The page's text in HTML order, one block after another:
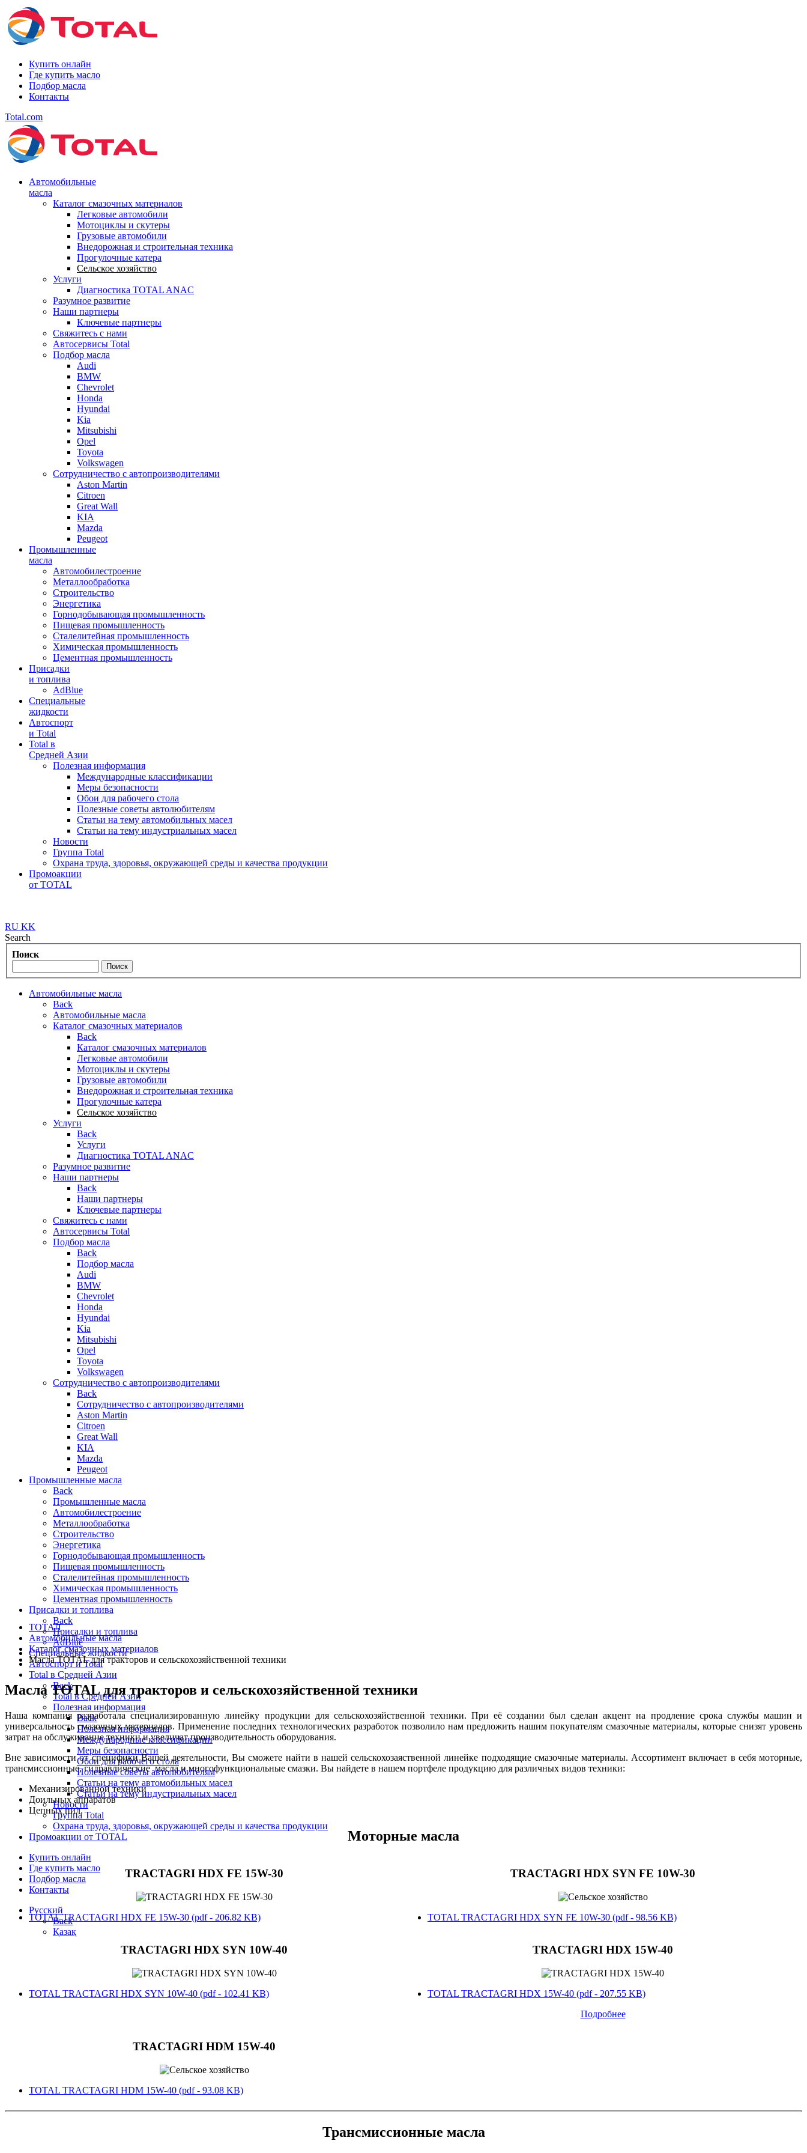
Купить онлайн
Где купить масло
Подбор масла
Контакты
Total.com
Автомобильные
масла
Каталог смазочных материалов
Легковые автомобили
Мотоциклы и скутеры
Грузовые автомобили
Внедорожная и строительная техника
Прогулочные катера
Сельское хозяйство
Услуги
Диагностика TOTAL ANAC
Разумное развитие
Наши партнеры
Ключевые партнеры
Свяжитесь с нами
Автосервисы Total
Подбор масла
Audi
BMW
Chevrolet
Honda
Hyundai
Kia
Mitsubishi
Opel
Toyota
Volkswagen
Сотрудничество с автопроизводителями
Aston Martin
Citroen
Great Wall
KIA
Mazda
Peugeot
Промышленные
масла
Автомобилестроение
Металлообработка
Строительство
Энергетика
Горнодобывающая промышленность
Пищевая промышленность
Сталелитейная промышленность
Химическая промышленность
Цементная промышленность
Присадки
и топлива
AdBlue
Специальные
жидкости
Автоспорт
и Total
Total в
Средней Азии
Полезная информация
Международные классификации
Меры безопасности
Обои для рабочего стола
Полезные советы автолюбителям
Статьи на тему автомобильных масел
Статьи на тему индустриальных масел
Новости
Группа Total
Охрана труда, здоровья, окружающей среды и качества продукции
Промоакции
от TOTAL
RU KK
Search
Поиск
Автомобильные масла
Back
Автомобильные масла
Каталог смазочных материалов
Back
Каталог смазочных материалов
Легковые автомобили
Мотоциклы и скутеры
Грузовые автомобили
Внедорожная и строительная техника
Прогулочные катера
Сельское хозяйство
Услуги
Back
Услуги
Диагностика TOTAL ANAC
Разумное развитие
Наши партнеры
Back
Наши партнеры
Ключевые партнеры
Свяжитесь с нами
Автосервисы Total
Подбор масла
Back
Подбор масла
Audi
BMW
Chevrolet
Honda
Hyundai
Kia
Mitsubishi
Opel
Toyota
Volkswagen
Сотрудничество с автопроизводителями
Back
Сотрудничество с автопроизводителями
Aston Martin
Citroen
Great Wall
KIA
Mazda
Peugeot
Промышленные масла
Back
Промышленные масла
Автомобилестроение
Металлообработка
Строительство
Энергетика
Горнодобывающая промышленность
Пищевая промышленность
Сталелитейная промышленность
Химическая промышленность
Цементная промышленность
Присадки и топлива
Back
Присадки и топлива
AdBlue
Специальные жидкости
Автоспорт и Total
Total в Средней Азии
Back
Total в Средней Азии
Полезная информация
Back
Полезная информация
Международные классификации
Меры безопасности
Обои для рабочего стола
Полезные советы автолюбителям
Статьи на тему автомобильных масел
Статьи на тему индустриальных масел
Новости
Группа Total
Охрана труда, здоровья, окружающей среды и качества продукции
Промоакции от TOTAL
Купить онлайн
Где купить масло
Подбор масла
Контакты
Русский
Back
Қазақ
ТОТАЛ
Автомобильные масла
Каталог смазочных материалов
Масла TOTAL для тракторов и сельскохозяйственной техники
Масла TOTAL для тракторов и сельскохозяйственной техники
Наша компания разработала специализированную линейку продукции для сельскохозяйственной техники. При её создании был сделан акцент на продление срока службы машин и
универсальность смазочных материалов. Применение последних технологических разработок позволило нам предложить нашим покупателям смазочные материалы, которые снизят уровень
затрат на обслуживание техники и увеличат производительность оборудования.
Вне зависимости от специфики Вашей деятельности, Вы сможете найти в нашей сельскохозаяственной линейке подходящие смазочные материалы. Ассортимент включает в себя моторные,
трансмиссионные, гидравлические масла и многофункциональные смазки. Вы найдете в нашем портфеле продукцию для различных видов техники:
Механизированной техники
Доильных аппаратов
Цепных пил.
Моторные масла​​
TRACTAGRI HDX FE 15W-30
TOTAL TRACTAGRI HDX FE 15W-30 (pdf - 206.82 KB)
TRACTAGRI HDX SYN FE 10W-30​​
TOTAL TRACTAGRI HDX SYN FE 10W-30 (pdf - 98.56 KB)
TRACTAGRI HDХ SYN 10W-40​​
TOTAL TRACTAGRI HDХ SYN 10W-40 (pdf - 102.41 KB)
TRACTAGRI HDХ 15W-40​​
TOTAL TRACTAGRI HDХ 15W-40 (pdf - 207.55 KB)
Подробнее
TRACTAGRI HDM 15W-40
TOTAL TRACTAGRI HDM 15W-40 (pdf - 93.08 KB)
Трансмиссионные масла​​